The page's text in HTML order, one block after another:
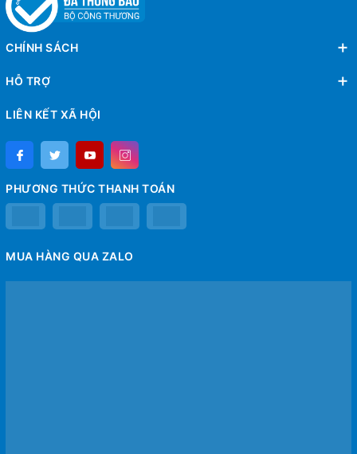
CHÍNH SÁCH
HỖ TRỢ
LIÊN KẾT XÃ HỘI
PHƯƠNG THỨC THANH TOÁN
MUA HÀNG QUA ZALO